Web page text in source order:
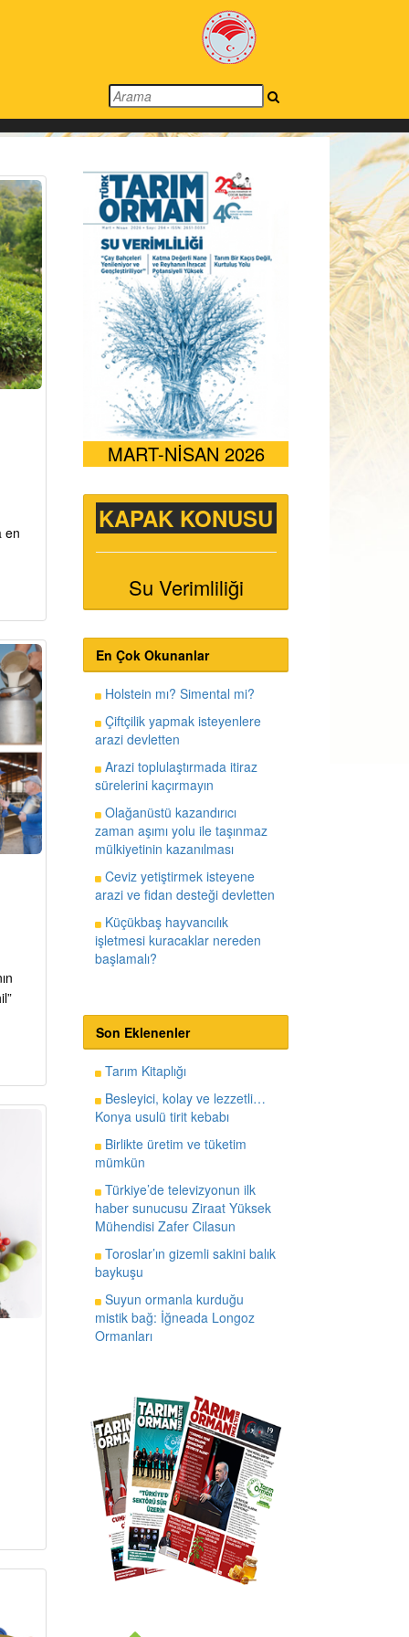
en
MART-NİSAN 2026
KAPAK KONUSU
Su Verimliliği
En Çok Okunanlar
Holstein mı? Simental mi?
Çiftçilik yapmak isteyenlere
arazi devletten
Arazi toplulaştırmada itiraz
sürelerini kaçırmayın
Olağanüstü kazandırıcı
zaman aşımı yolu ile taşınmaz
mülkiyetinin kazanılması
Ceviz yetiştirmek isteyene
arazi ve fidan desteği devletten
Küçükbaş hayvancılık
işletmesi kuracaklar nereden
başlamalı?
Son Eklenenler
Tarım Kitaplığı
Besleyici, kolay ve lezzetli…
Konya usulü tirit kebabı
Birlikte üretim ve tüketim
mümkün
Türkiye’de televizyonun ilk
haber sunucusu Ziraat Yüksek
Mühendisi Zafer Cilasun
Toroslar’ın gizemli sakini balık
baykuşu
Suyun ormanla kurduğu
mistik bağ: İğneada Longoz
Ormanları